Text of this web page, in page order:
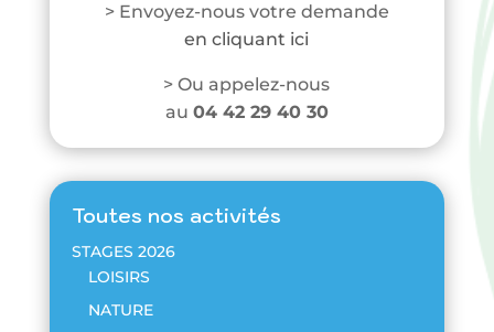
> Envoyez-nous votre demande
en cliquant ici
> Ou appelez-nous
au 04 42 29 40 30
Toutes nos activités
STAGES 2026
LOISIRS
NATURE